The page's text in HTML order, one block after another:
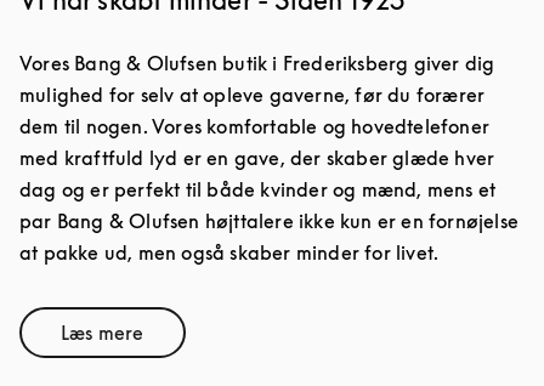
Vores Bang & Olufsen butik i Frederiksberg giver dig
mulighed for selv at opleve gaverne, før du forærer
dem til nogen. Vores komfortable og hovedtelefoner
med kraftfuld lyd er en gave, der skaber glæde hver
dag og er perfekt til både kvinder og mænd, mens et
par Bang & Olufsen højttalere ikke kun er en fornøjelse
at pakke ud, men også skaber minder for livet.
Læs mereLink Opens in New Tab